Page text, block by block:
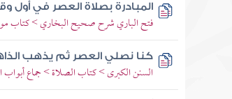
المبادرة بصلاة العصر في أول
فتح الباري شرح صحيح البخاري > كتاب
كنا نصلي العصر ثم يذهب
السنن الكبرى > كتاب الصلاة > جماع